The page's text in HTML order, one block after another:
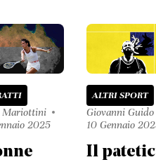
Mariottini
2025
ALTRI SPORT
Giovanni Guido
10 Gennaio
Il